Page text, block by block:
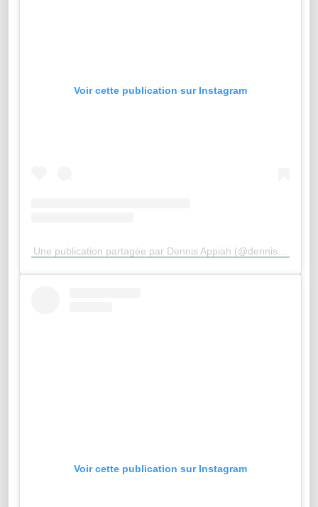
Voir cette publication sur Instagram
Voir cette publication sur Instagram